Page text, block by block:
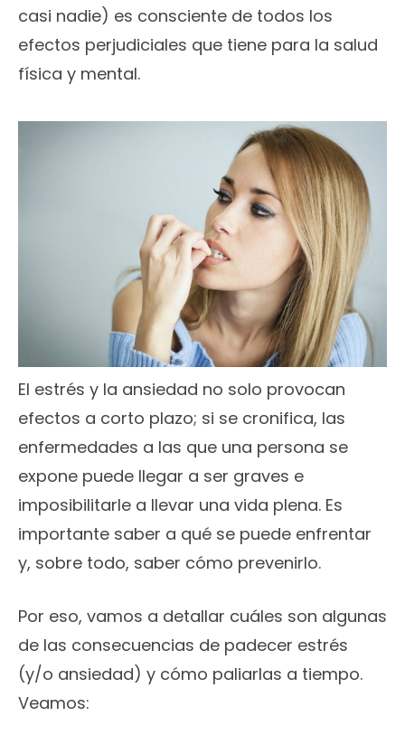
casi nadie) es consciente de todos los
efectos perjudiciales que tiene para la salud
física y mental.
El estrés y la ansiedad no solo provocan
efectos a corto plazo; si se cronifica, las
enfermedades a las que una persona se
expone puede llegar a ser graves e
imposibilitarle a llevar una vida plena. Es
importante saber a qué se puede enfrentar
y, sobre todo, saber cómo prevenirlo.
Por eso, vamos a detallar cuáles son algunas
de las consecuencias de padecer estrés
(y/o ansiedad) y cómo paliarlas a tiempo.
Veamos: